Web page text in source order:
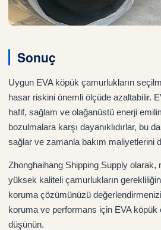
Sonuç
Uygun EVA köpük çamurlukların
hasar riskini önemli ölçüde azaltabilir.
hafif, sağlam ve olağanüstü enerji
bozulmalara karşı dayanıklıdırlar, bu
sağlar ve zamanla bakım maliyetlerini
Zhonghaihang Shipping Supply
yüksek kaliteli çamurlukların
koruma çözümünüzü
koruma ve performans için EVA
düşünün.